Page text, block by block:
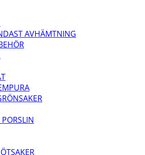
AVHÄMTNING
PORSLIN